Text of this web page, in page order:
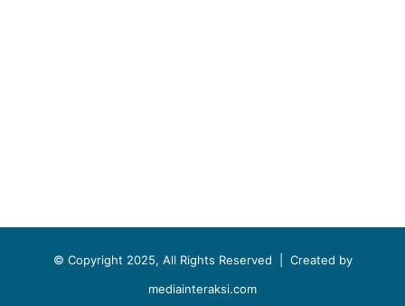
© Copyright 2025, All Rights Reserved | Created by
mediainteraksi.com